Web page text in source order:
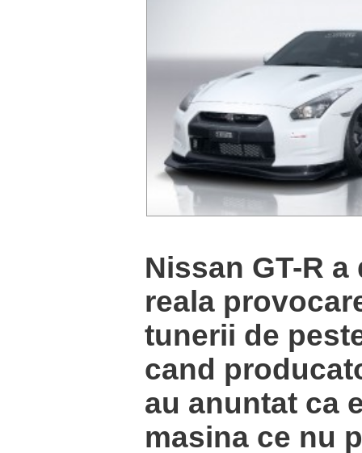
Nissan GT-R
reala
tunerii de
cand
au anuntat ca
masina ce nu